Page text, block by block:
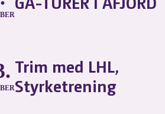
Trim med LHL,
Styrketrening